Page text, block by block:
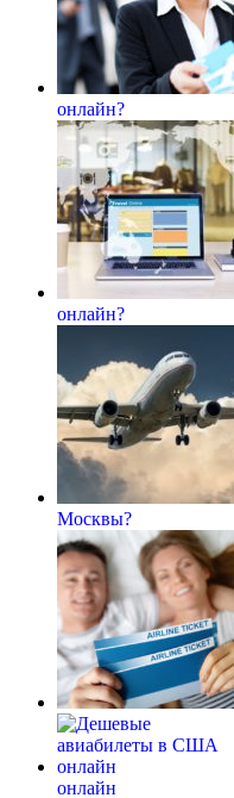
онлайн?
онлайн?
Москвы?
онлайн